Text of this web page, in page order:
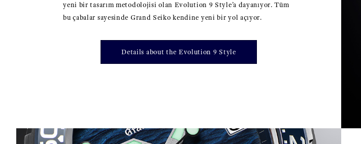
yeni bir tasarım metodolojisi olan Evolution 9 Style’a dayanıyor. Tüm
bu çabalar sayesinde Grand Seiko kendine yeni bir yol açıyor.
Details about the Evolution 9 Style